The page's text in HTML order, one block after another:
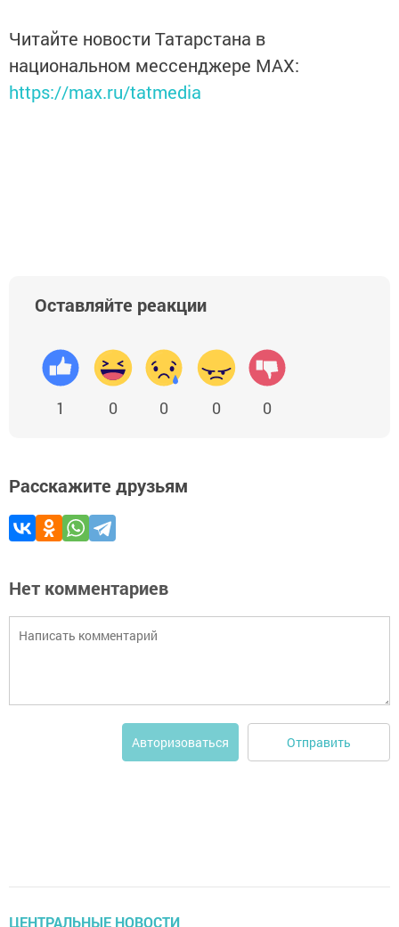
Читайте новости Татарстана в
национальном мессенджере MАХ:
https://max.ru/tatmedia
Оставляйте реакции
1 0 0 0 0
Расскажите друзьям
Нет комментариев
Авторизоваться Отправить
ЦЕНТРАЛЬНЫЕ НОВОСТИ